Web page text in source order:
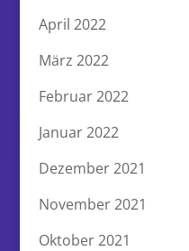
April 2022
März 2022
Februar 2022
Januar 2022
Dezember 2021
November 2021
Oktober 2021